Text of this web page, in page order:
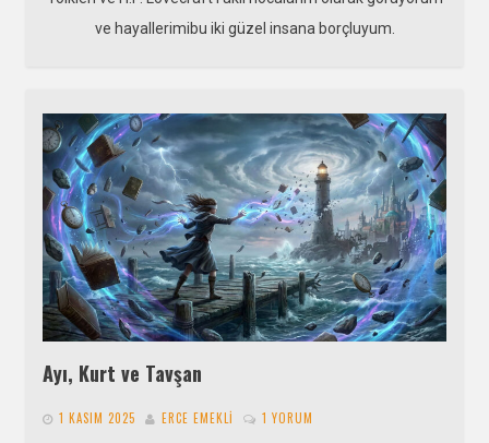
ve hayallerimibu iki güzel insana borçluyum.
Ayı, Kurt ve Tavşan
1 KASIM 2025 ERCE EMEKLI 1 YORUM